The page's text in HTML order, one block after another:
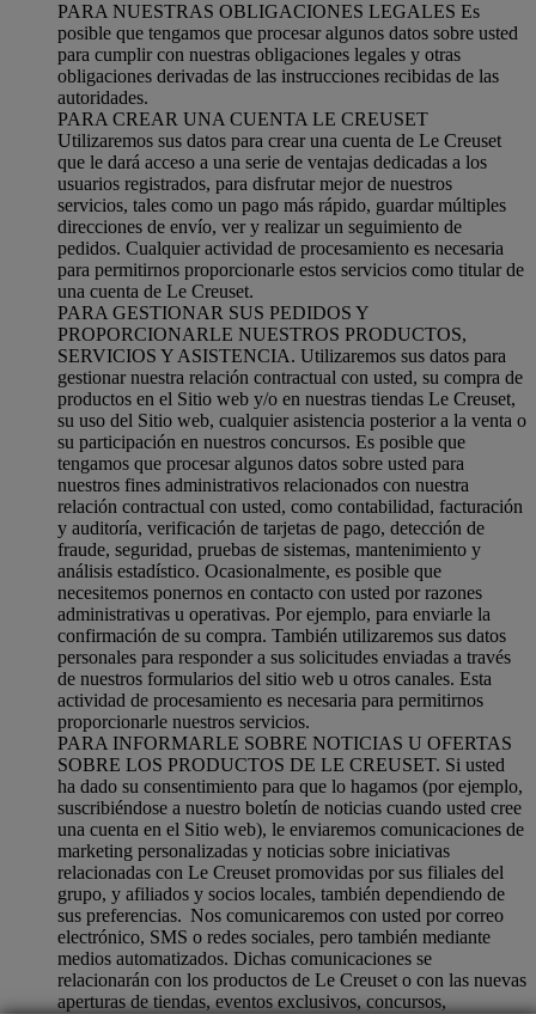
PARA NUESTRAS OBLIGACIONES LEGALES Es
posible que tengamos que procesar algunos datos sobre usted
para cumplir con nuestras obligaciones legales y otras
obligaciones derivadas de las instrucciones recibidas de las
autoridades.
PARA CREAR UNA CUENTA LE CREUSET
Utilizaremos sus datos para crear una cuenta de Le Creuset
que le dará acceso a una serie de ventajas dedicadas a los
usuarios registrados, para disfrutar mejor de nuestros
servicios, tales como un pago más rápido, guardar múltiples
direcciones de envío, ver y realizar un seguimiento de
pedidos. Cualquier actividad de procesamiento es necesaria
para permitirnos proporcionarle estos servicios como titular de
una cuenta de Le Creuset.
PARA GESTIONAR SUS PEDIDOS Y
PROPORCIONARLE NUESTROS PRODUCTOS,
SERVICIOS Y ASISTENCIA. Utilizaremos sus datos para
gestionar nuestra relación contractual con usted, su compra de
productos en el Sitio web y/o en nuestras tiendas Le Creuset,
su uso del Sitio web, cualquier asistencia posterior a la venta o
su participación en nuestros concursos. Es posible que
tengamos que procesar algunos datos sobre usted para
nuestros fines administrativos relacionados con nuestra
relación contractual con usted, como contabilidad, facturación
y auditoría, verificación de tarjetas de pago, detección de
fraude, seguridad, pruebas de sistemas, mantenimiento y
análisis estadístico. Ocasionalmente, es posible que
necesitemos ponernos en contacto con usted por razones
administrativas u operativas. Por ejemplo, para enviarle la
confirmación de su compra. También utilizaremos sus datos
personales para responder a sus solicitudes enviadas a través
de nuestros formularios del sitio web u otros canales. Esta
actividad de procesamiento es necesaria para permitirnos
proporcionarle nuestros servicios.
PARA INFORMARLE SOBRE NOTICIAS U OFERTAS
SOBRE LOS PRODUCTOS DE LE CREUSET. Si usted
ha dado su consentimiento para que lo hagamos (por ejemplo,
suscribiéndose a nuestro boletín de noticias cuando usted cree
una cuenta en el Sitio web), le enviaremos comunicaciones de
marketing personalizadas y noticias sobre iniciativas
relacionadas con Le Creuset promovidas por sus filiales del
grupo, y afiliados y socios locales, también dependiendo de
sus preferencias. Nos comunicaremos con usted por correo
electrónico, SMS o redes sociales, pero también mediante
medios automatizados. Dichas comunicaciones se
relacionarán con los productos de Le Creuset o con las nuevas
aperturas de tiendas, eventos exclusivos, concursos,